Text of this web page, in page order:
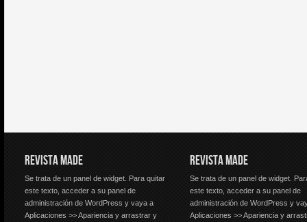
REVISTA MADE
Se trata de un panel de widget. Para quitar
este texto, acceder a su panel de
administración de WordPress y vaya a
Aplicaciones >> Apariencia y arrastrar y
REVISTA MADE
Se trata de un panel de widget.
este texto, acceder a su panel de
administración de WordPress y
Aplicaciones >> Apariencia y